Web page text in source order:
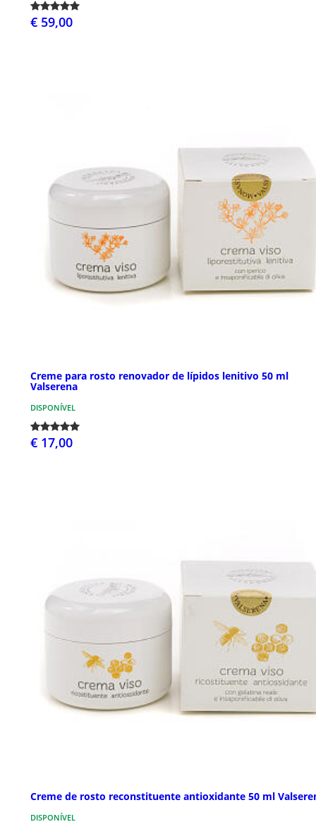
€ 59,00
Creme para rosto renovador de lípidos lenitivo 50 ml
Valserena
DISPONÍVEL
€ 17,00
Creme de rosto reconstituente antioxidante 50 ml
DISPONÍVEL